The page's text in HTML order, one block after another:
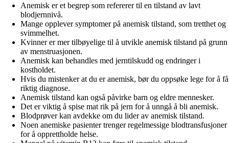
Anemisk er et begrep som refererer til en tilstand av lavt
blodjernnivå.
Mange opplever symptomer på anemisk tilstand, som tretthet og
svimmelhet.
Kvinner er mer tilbøyelige til å utvikle anemisk tilstand på grunn
av menstruasjonen.
Anemisk kan behandles med jerntilskudd og endringer i
kostholdet.
Hvis du mistenker at du er anemisk, bør du oppsøke lege for å få
riktig diagnose.
Anemisk tilstand kan også påvirke barn og eldre mennesker.
Det er viktig å spise mat rik på jern for å unngå å bli anemisk.
Blodprøver kan avdekke om du lider av anemisk tilstand.
Noen anemiske pasienter trenger regelmessige blodtransfusjoner
for å opprettholde helse.